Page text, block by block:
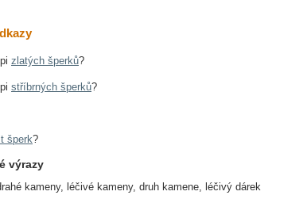
zlatých šperků?
stříbrných šperků?
šperk?
výrazy
kameny, léčivé kameny, druh kamene, léčivý dárek